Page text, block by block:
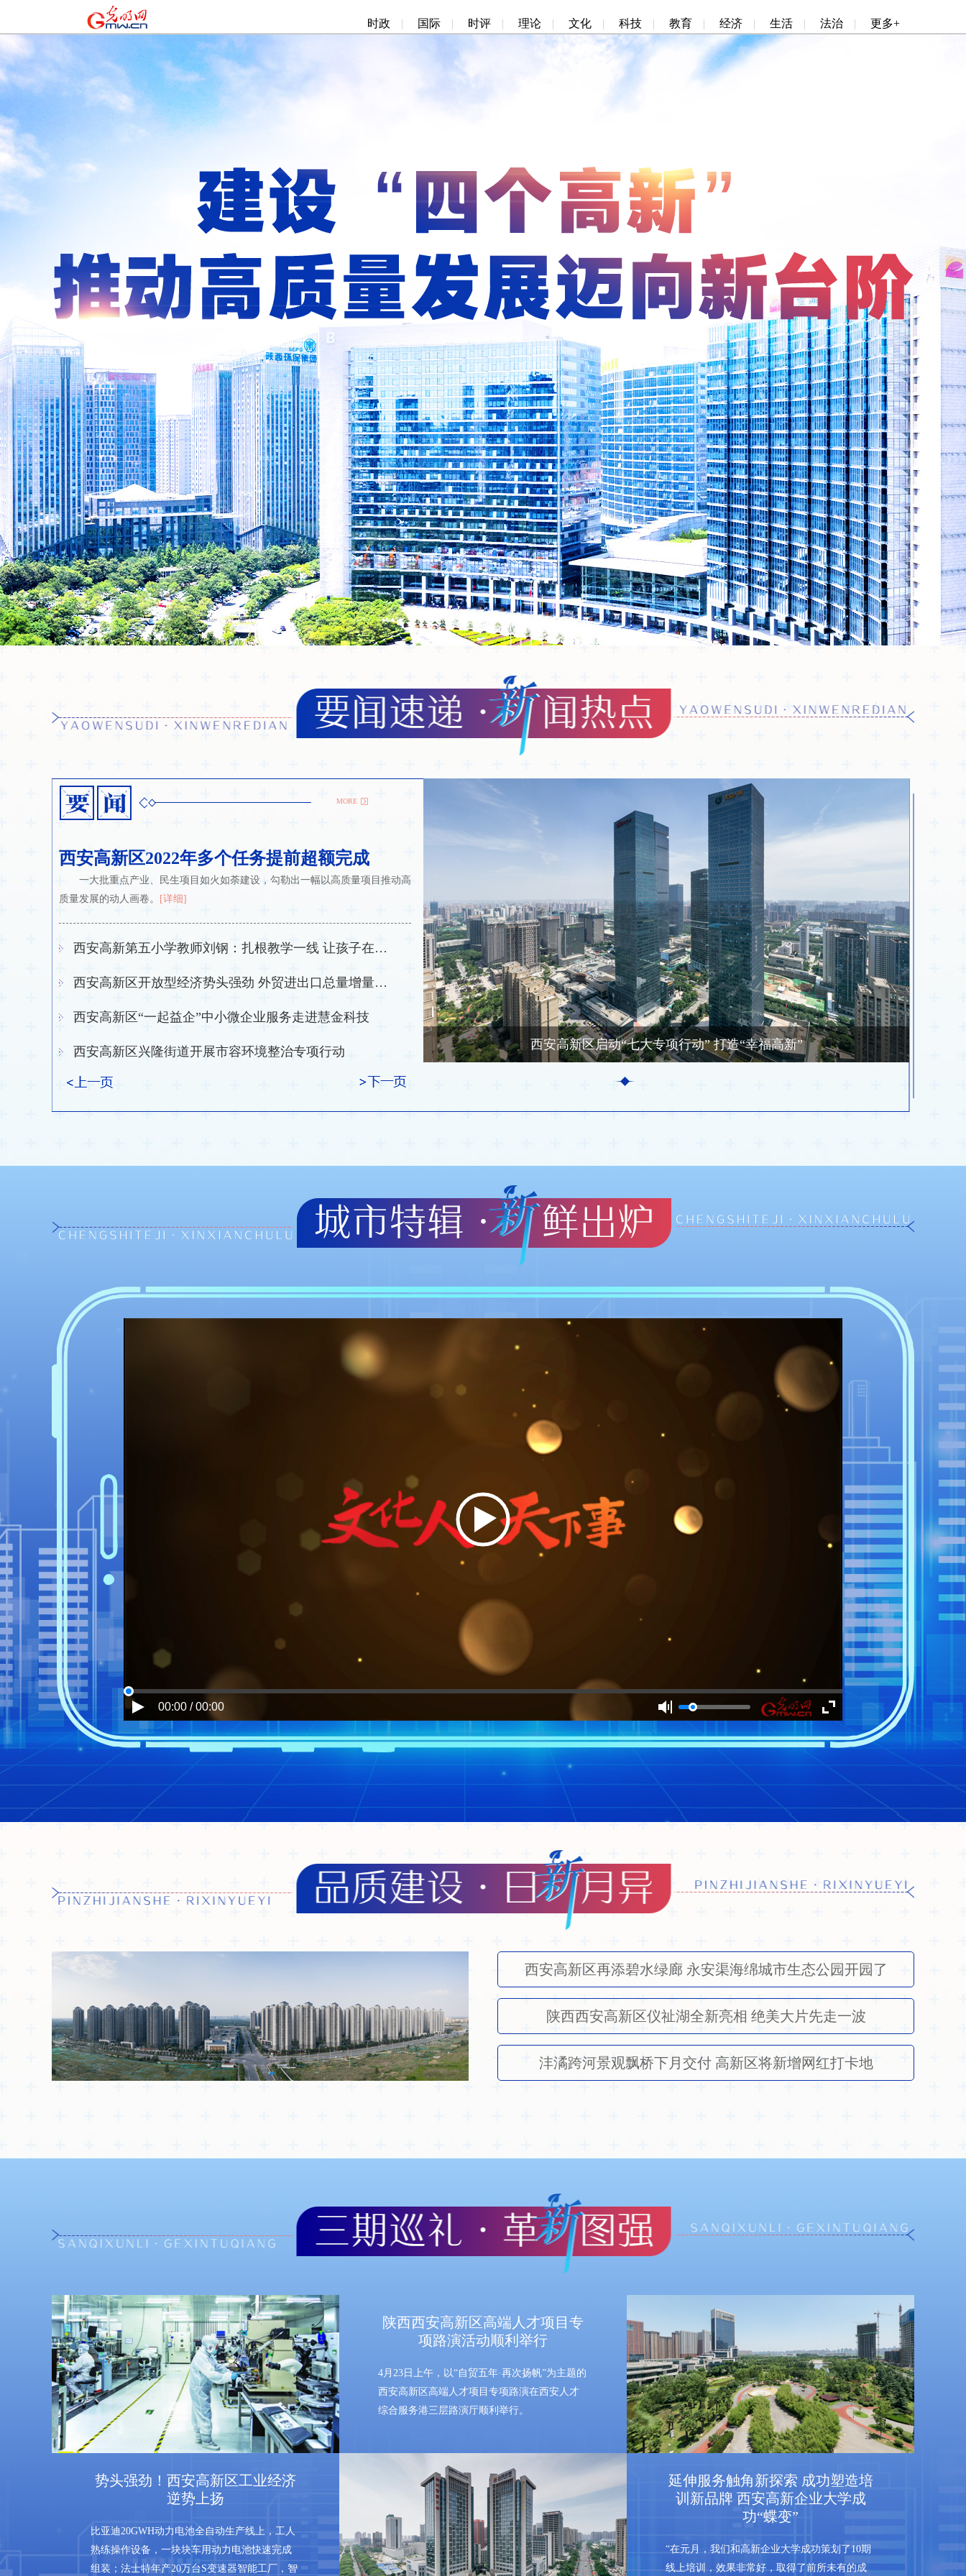
时政 | 国际 | 时评 | 理论 | 文化 | 科技 | 教育 | 经济 | 生活 | 法治 | 更多+
MORE
西安高新区2022年多个任务提前超额完成
一大批重点产业、民生项目如火如荼建设，勾勒出一幅以高质量项目推动高
质量发展的动人画卷。
[详细]
西安高新第五小学教师刘钢：扎根教学一线 让孩子在有限的时间里无限接近梦想
西安高新区开放型经济势头强劲 外贸进出口总量增量均列省市第一
西安高新区“一起益企”中小微企业服务走进慧金科技
西安高新区兴隆街道开展市容环境整治专项行动
西安高新区全力打造企业成长高地
西安高新区启动“七大专项行动” 打造“幸福高新” 西安高新区启动“七大专项行动” 打造“幸福高新”
00:00 / 00:00
西安高新区再添碧水绿廊 永安渠海绵城市生态公园开园了
陕西西安高新区仪祉湖全新亮相 绝美大片先走一波
沣潏跨河景观飘桥下月交付 高新区将新增网红打卡地
陕西西安高新区高端人才项目专
项路演活动顺利举行
4月23日上午，以“自贸五年·再次扬帆”为主题的
西安高新区高端人才项目专项路演在西安人才
综合服务港三层路演厅顺利举行。
势头强劲！西安高新区工业经济
逆势上扬
比亚迪20GWH动力电池全自动生产线上，工人
熟练操作设备，一块块车用动力电池快速完成
组装；法士特年产20万台S变速器智能工厂，智
延伸服务触角新探索 成功塑造培
训新品牌 西安高新企业大学成
功“蝶变”
“在元月，我们和高新企业大学成功策划了10期
线上培训，效果非常好，取得了前所未有的成